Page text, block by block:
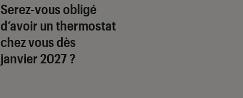
Serez-vous obligé
d’avoir un thermostat
chez vous dès
janvier 2027 ?